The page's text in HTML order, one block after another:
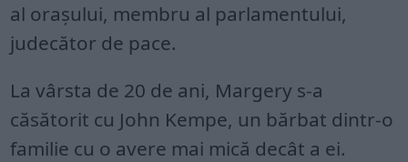
al orașului, membru al parlamentului,
judecător de pace.
La vârsta de 20 de ani, Margery s-a
căsătorit cu John Kempe, un bărbat dintr-o
familie cu o avere mai mică decât a ei.